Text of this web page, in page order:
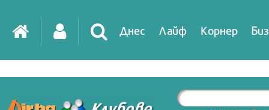
Днес Лайф Корнер
DirTV Impressio